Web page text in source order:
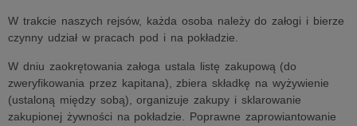
W trakcie naszych rejsów, każda osoba należy do załogi i bierze
czynny udział w pracach pod i na pokładzie.
W dniu zaokrętowania załoga ustala listę zakupową (do
zweryfikowania przez kapitana), zbiera składkę na wyżywienie
(ustaloną między sobą), organizuje zakupy i sklarowanie
zakupionej żywności na pokładzie. Poprawne zaprowiantowanie